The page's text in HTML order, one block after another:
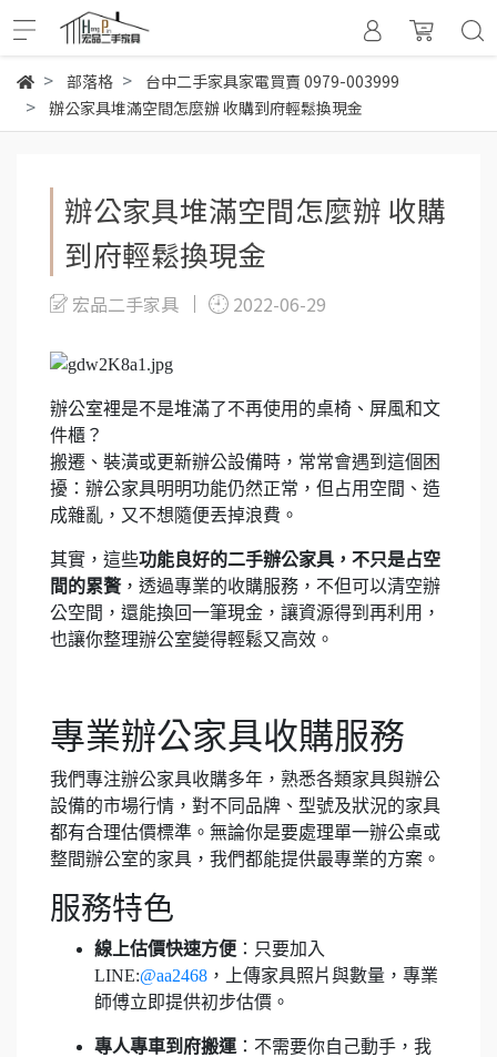
部落格
台中二手家具家電買賣 0979-003999
辦公家具堆滿空間怎麼辦 收購到府輕鬆換現金
辦公家具堆滿空間怎麼辦 收購
到府輕鬆換現金
宏品二手家具 2022-06-29
辦公室裡是不是堆滿了不再使用的桌椅、屏風和文
件櫃？
搬遷、裝潢或更新辦公設備時，常常會遇到這個困
擾：辦公家具明明功能仍然正常，但占用空間、造
成雜亂，又不想隨便丟掉浪費。
其實，這些功能良好的二手辦公家具，不只是占空
間的累贅，透過專業的收購服務，不但可以清空辦
公空間，還能換回一筆現金，讓資源得到再利用，
也讓你整理辦公室變得輕鬆又高效。
專業辦公家具收購服務
我們專注辦公家具收購多年，熟悉各類家具與辦公
設備的市場行情，對不同品牌、型號及狀況的家具
都有合理估價標準。無論你是要處理單一辦公桌或
整間辦公室的家具，我們都能提供最專業的方案。
服務特色
線上估價快速方便 ：只要加入
LINE:@aa2468 ，上傳家具照片與數量，專業
師傅立即提供初步估價。
專人專車到府搬運 ：不需要你自己動手，我